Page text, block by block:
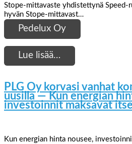
Stope-mittavaste yhdistettynä Speed-
hyvän Stope-mittavast…
Pedelux Oy
Lue lisää…
PLG Oy korvasi vanhat
uusilla — Kun energian
investoinnit maksavat
Kun energian hinta nousee,